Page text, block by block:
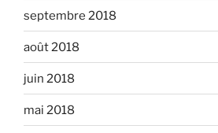
septembre 2018
août 2018
juin 2018
mai 2018